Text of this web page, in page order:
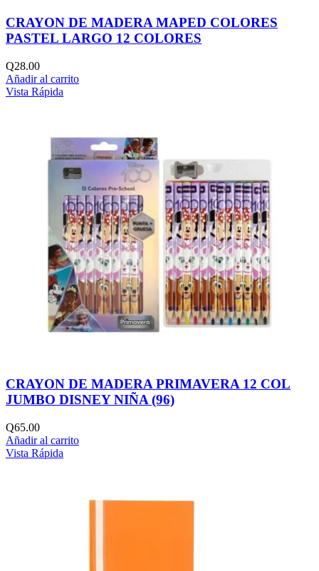
CRAYON DE MADERA MAPED COLORES
PASTEL LARGO 12 COLORES
Q28.00
Añadir al carrito
Vista Rápida
CRAYON DE MADERA PRIMAVERA 12 COL
JUMBO DISNEY NIÑA (96)
Q65.00
Añadir al carrito
Vista Rápida